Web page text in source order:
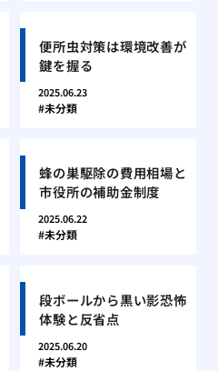
便所虫対策は環境改善が
鍵を握る
2025.06.23
未分類
蜂の巣駆除の費用相場と
市役所の補助金制度
2025.06.22
未分類
段ボールから黒い影恐怖
体験と反省点
2025.06.20
未分類